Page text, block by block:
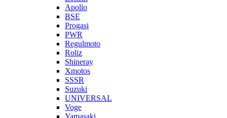
Apollo
BSE
Progasi
PWR
Regulmoto
Roliz
Shineray
Xmotos
SSSR
Suzuki
UNIVERSAL
Voge
Yamasaki